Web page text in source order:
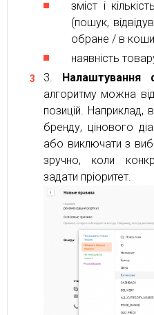
зміст і
(пошук,
обране / в
наявність
Налаштування
алгоритму можна
позицій. Наприклад,
бренду, цінового
або виключати з
зручно, коли
задати пріоритет.